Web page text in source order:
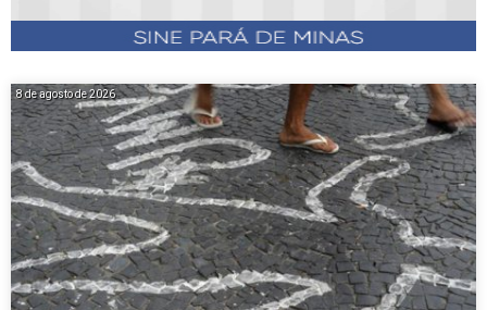
8 de agosto de 2026